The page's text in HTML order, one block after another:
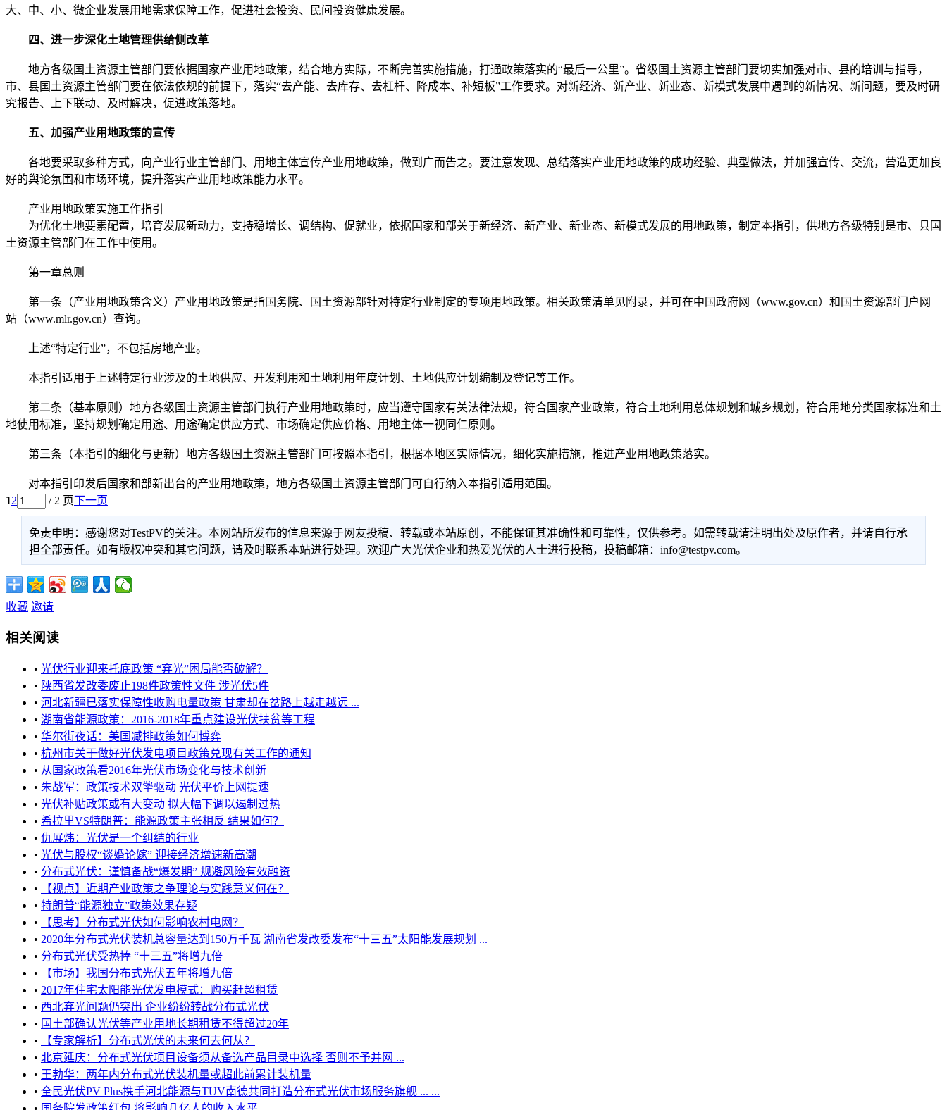
大、中、小、微企业发展用地需求保障工作，促进社会投资、民间投资健康发展。
四、进一步深化土地管理供给侧改革
地方各级国土资源主管部门要依据国家产业用地政策，结合地方实际，不断完善实施措施，打通政策落实的“最后一公里”。省级国土资源主管部门要切实加强对市、县的培训与指导，
市、县国土资源主管部门要在依法依规的前提下，落实“去产能、去库存、去杠杆、降成本、补短板”工作要求。对新经济、新产业、新业态、新模式发展中遇到的新情况、新问题，要及时研
究报告、上下联动、及时解决，促进政策落地。
五、加强产业用地政策的宣传
各地要采取多种方式，向产业行业主管部门、用地主体宣传产业用地政策，做到广而告之。要注意发现、总结落实产业用地政策的成功经验、典型做法，并加强宣传、交流，营造更加良
好的舆论氛围和市场环境，提升落实产业用地政策能力水平。
产业用地政策实施工作指引
为优化土地要素配置，培育发展新动力，支持稳增长、调结构、促就业，依据国家和部关于新经济、新产业、新业态、新模式发展的用地政策，制定本指引，供地方各级特别是市、县国
土资源主管部门在工作中使用。
第一章总则
第一条（产业用地政策含义）产业用地政策是指国务院、国土资源部针对特定行业制定的专项用地政策。相关政策清单见附录，并可在中国政府网（www.gov.cn）和国土资源部门户网
站（www.mlr.gov.cn）查询。
上述“特定行业”，不包括房地产业。
本指引适用于上述特定行业涉及的土地供应、开发利用和土地利用年度计划、土地供应计划编制及登记等工作。
第二条（基本原则）地方各级国土资源主管部门执行产业用地政策时，应当遵守国家有关法律法规，符合国家产业政策，符合土地利用总体规划和城乡规划，符合用地分类国家标准和土
地使用标准，坚持规划确定用途、用途确定供应方式、市场确定供应价格、用地主体一视同仁原则。
第三条（本指引的细化与更新）地方各级国土资源主管部门可按照本指引，根据本地区实际情况，细化实施措施，推进产业用地政策落实。
对本指引印发后国家和部新出台的产业用地政策，地方各级国土资源主管部门可自行纳入本指引适用范围。
12 / 2 页下一页
免责申明：感谢您对TestPV的关注。本网站所发布的信息来源于网友投稿、转载或本站原创，不能保证其准确性和可靠性，仅供参考。如需转载请注明出处及原作者，并请自行承
担全部责任。如有版权冲突和其它问题，请及时联系本站进行处理。欢迎广大光伏企业和热爱光伏的人士进行投稿，投稿邮箱：info@testpv.com。
收藏 邀请
相关阅读
• 光伏行业迎来托底政策 “弃光”困局能否破解？
• 陕西省发改委废止198件政策性文件 涉光伏5件
• 河北新疆已落实保障性收购电量政策 甘肃却在岔路上越走越远 ...
• 湖南省能源政策：2016-2018年重点建设光伏扶贫等工程
• 华尔街夜话：美国减排政策如何博弈
• 杭州市关于做好光伏发电项目政策兑现有关工作的通知
• 从国家政策看2016年光伏市场变化与技术创新
• 朱战军：政策技术双擎驱动 光伏平价上网提速
• 光伏补贴政策或有大变动 拟大幅下调以遏制过热
• 希拉里VS特朗普：能源政策主张相反 结果如何？
• 仇展炜：光伏是一个纠结的行业
• 光伏与股权“谈婚论嫁” 迎接经济增速新高潮
• 分布式光伏：谨慎备战“爆发期” 规避风险有效融资
•
【视点】近期产业政策之争理论与实践意义何在？
• 特朗普“能源独立”政策效果存疑
•
【思考】分布式光伏如何影响农村电网？
• 2020年分布式光伏装机总容量达到150万千瓦 湖南省发改委发布“十三五”太阳能发展规划 ...
• 分布式光伏受热捧 “十三五”将增九倍
•
【市场】我国分布式光伏五年将增九倍
• 2017年住宅太阳能光伏发电模式：购买赶超租赁
• 西北弃光问题仍突出 企业纷纷转战分布式光伏
• 国土部确认光伏等产业用地长期租赁不得超过20年
•
【专家解析】分布式光伏的未来何去何从？
• 北京延庆：分布式光伏项目设备须从备选产品目录中选择 否则不予并网 ...
• 王勃华：两年内分布式光伏装机量或超此前累计装机量
• 全民光伏PV Plus携手河北能源与TUV南德共同打造分布式光伏市场服务旗舰 ... ...